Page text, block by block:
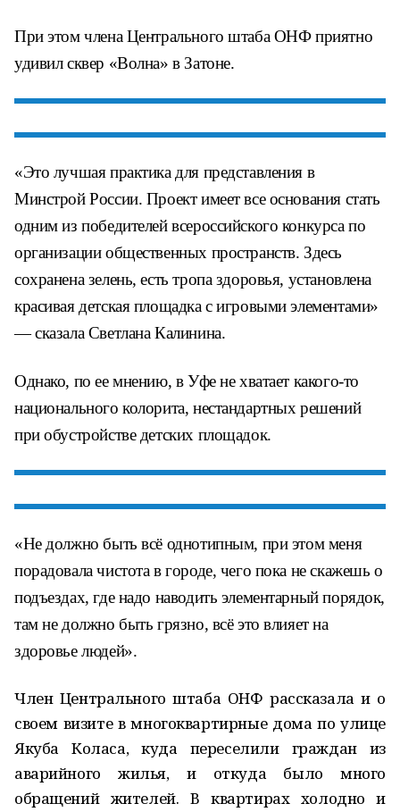
При этом члена Центрального штаба ОНФ приятно
удивил сквер «Волна» в Затоне.
«Это лучшая практика для представления в
Минстрой России. Проект имеет все основания стать
одним из победителей всероссийского конкурса по
организации общественных пространств. Здесь
сохранена зелень, есть тропа здоровья, установлена
красивая детская площадка с игровыми элементами»
— сказала Светлана Калинина.
Однако, по ее мнению, в Уфе не хватает какого-то
национального колорита, нестандартных решений
при обустройстве детских площадок.
«Не должно быть всё однотипным, при этом меня
порадовала чистота в городе, чего пока не скажешь о
подъездах, где надо наводить элементарный порядок,
там не должно быть грязно, всё это влияет на
здоровье людей».
Член Центрального штаба ОНФ рассказала и о
своем визите в многоквартирные дома по улице
Якуба Коласа, куда переселили граждан из
аварийного жилья, и откуда было много
обращений жителей. В квартирах холодно и